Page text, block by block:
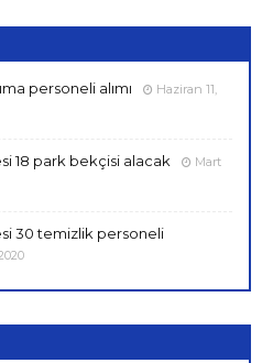
personeli alımı
Haziran 11,
18 park bekçisi alacak
Mart
30 temizlik personeli